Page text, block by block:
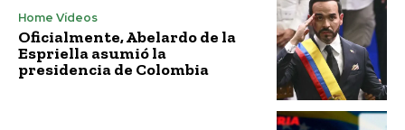
Home Vídeos
Oficialmente, Abelardo de la
Espriella asumió la
presidencia de Colombia